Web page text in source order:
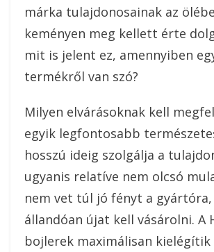
márka tulajdonosainak az
keményen meg kellett érte
mit is jelent ez, amennyiben
termékről van szó?
Milyen elvárásoknak kell
egyik legfontosabb
hosszú ideig szolgálja a
ugyanis relatíve nem olcsó
nem vet túl jó fényt a gyártóra,
állandóan újat kell vásárolni. A
bojlerek maximálisan kielégítik